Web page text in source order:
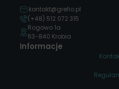
kontakt@grefio.pl
(+48) 512 072 315
Rogowo 1a
63-840 Krobia
Informacje